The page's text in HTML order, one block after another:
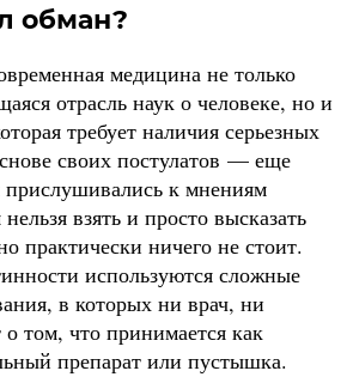
обман?
медицина не только
отрасль наук о человеке, но и
требует наличия серьезных
своих постулатов — еще
прислушивались к мнениям
взять и просто высказать
практически ничего не стоит.
используются сложные
в которых ни врач, ни
том, что принимается как
препарат или пустышка.